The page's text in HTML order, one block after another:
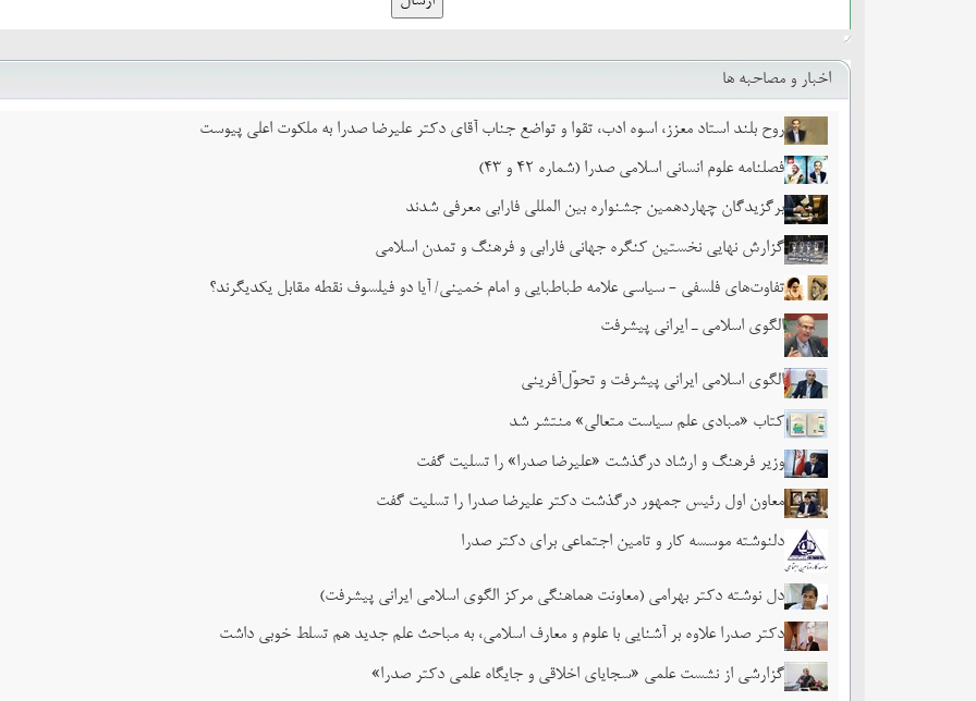
اخبار و مصاحبه ها
روح بلند استاد معزز، اسوه ادب، تقوا و تواضع جناب آقای دکتر علیرضا صدرا به ملکوت اعلی پیوست
فصلنامه علوم انسانی اسلامی صدرا (شماره 42 و 43)
برگزیدگان چهاردهمین جشنواره بین المللی فارابی معرفی شدند
گزارش نهایی نخستین کنگره جهانی فارابی و فرهنگ و تمدن اسلامی
تفاوت‌های فلسفی - سیاسی علامه طباطبایی و امام خمینی/ آیا دو فیلسوف نقطه مقابل یکدیگرند؟
الگوی اسلامی ـ ایرانی پیشرفت
الگوی اسلامی ایرانی پیشرفت و تحوّل‌آفرینی
کتاب «مبادی علم سیاست متعالی» منتشر شد
وزیر فرهنگ و ارشاد درگذشت «علیرضا صدرا» را تسلیت گفت
معاون اول رئیس جمهور درگذشت دکتر علیرضا صدرا را تسلیت گفت
دلنوشته موسسه کار و تامین اجتماعی برای دکتر صدرا
دل نوشته دکتر بهرامی (معاونت هماهنگی مرکز الگوی اسلامی ایرانی پیشرفت)
دکتر صدرا علاوه بر آشنایی با علوم و معارف اسلامی، به مباحث علم جدید هم تسلط خوبی داشت
گزارشی از نشست علمی «سجایای اخلاقی و جایگاه علمی دکتر صدرا»